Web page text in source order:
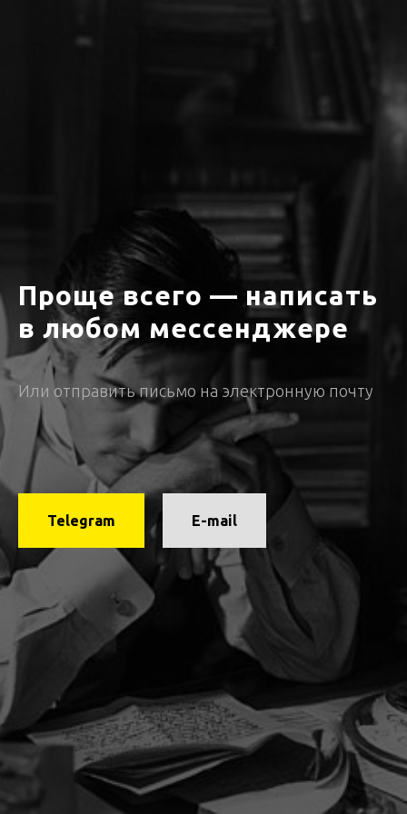
Проще всего — написать
в любом мессенджере
Или отправить письмо на электронную почту
Telegram E-mail